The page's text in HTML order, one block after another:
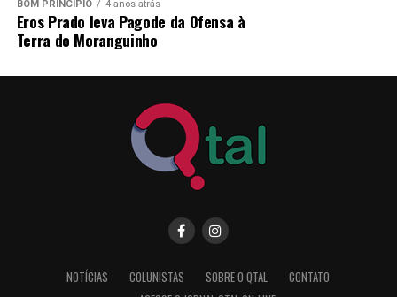
Prefeita Municipal
BOM PRINCÍPIO 4 anos atrás
Eros Prado leva Pagode da Ofensa à
Terra do Moranguinho
NOTÍCIAS COLUNISTAS SOBRE O QTAL
CONTATO